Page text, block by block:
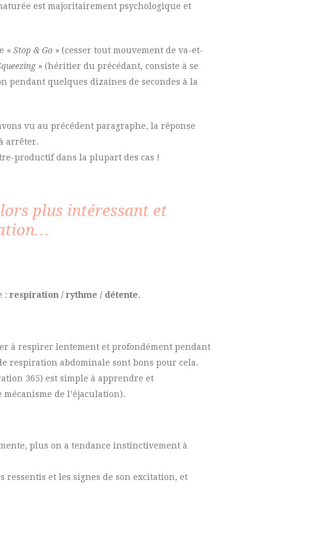
est majoritairement psychologique et
« Stop & Go » (cesser tout mouvement de va-et-
» (héritier du précédant, consiste à se
pendant quelques dizaines de secondes à la
vu au précédent paragraphe, la réponse
arrêter.
productif dans la plupart des cas !
plus intéressant et
: respiration / rythme / détente.
à respirer lentement et profondément pendant
respiration abdominale sont bons pour cela.
365) est simple à apprendre et
de l’éjaculation).
plus on a tendance instinctivement à
et les signes de son excitation, et